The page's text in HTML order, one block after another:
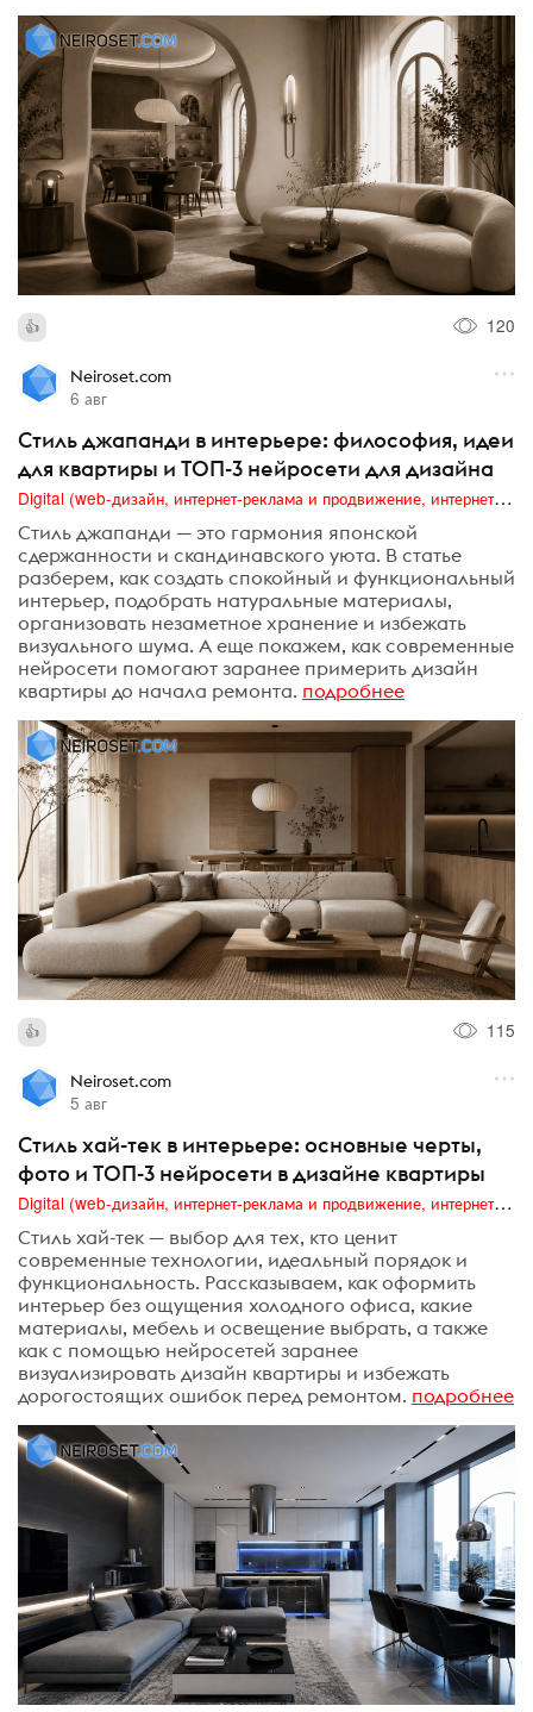
120
Neiroset.com
6 авг
Стиль джапанди в интерьере: философия, идеи
для квартиры и ТОП-3 нейросети для дизайна
Digital (web-дизайн, интернет-реклама и продвижение, интернет-сообщества и блоги, интернет-коммуникации, мобильный маркетинг, реклама на цифровых экранах)
Стиль джапанди — это гармония японской
сдержанности и скандинавского уюта. В статье
разберем, как создать спокойный и функциональный
интерьер, подобрать натуральные материалы,
организовать незаметное хранение и избежать
визуального шума. А еще покажем, как современные
нейросети помогают заранее примерить дизайн
квартиры до начала ремонта. подробнее
115
Neiroset.com
5 авг
Стиль хай-тек в интерьере: основные черты,
фото и ТОП-3 нейросети в дизайне квартиры
Digital (web-дизайн, интернет-реклама и продвижение, интернет-сообщества и блоги, интернет-коммуникации, мобильный маркетинг, реклама на цифровых экранах)
Стиль хай-тек — выбор для тех, кто ценит
современные технологии, идеальный порядок и
функциональность. Рассказываем, как оформить
интерьер без ощущения холодного офиса, какие
материалы, мебель и освещение выбрать, а также
как с помощью нейросетей заранее
визуализировать дизайн квартиры и избежать
дорогостоящих ошибок перед ремонтом. подробнее